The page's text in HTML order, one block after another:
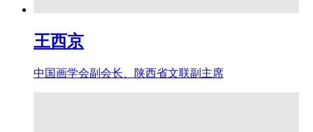
王西京
中国画学会副会长、陕西省文联副主席